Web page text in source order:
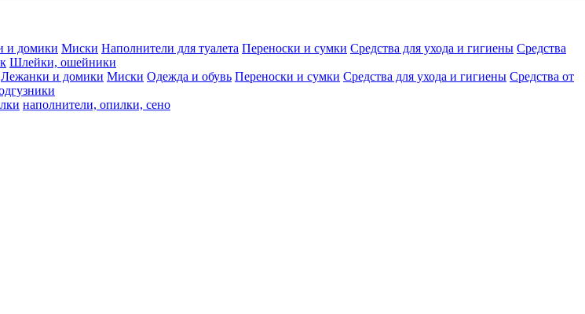
и домики Миски Наполнители для туалета Переноски и сумки Средства для ухода и гигиены Средства
Шлейки, ошейники
Лежанки и домики Миски Одежда и обувь Переноски и сумки Средства для ухода и гигиены Средства от
наполнители, опилки, сено